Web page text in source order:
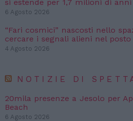
si estende per 1,7 milioni di
6 Agosto 2026
“Fari cosmici” nascosti nello
cercare i segnali alieni nel posto
4 Agosto 2026
NOTIZIE DI
20mila presenze a Jesolo per
Beach
6 Agosto 2026